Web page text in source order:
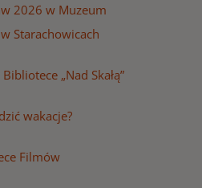
2026 w Muzeum
Starachowicach
„Nad Skałą”
wakacje?
Filmów